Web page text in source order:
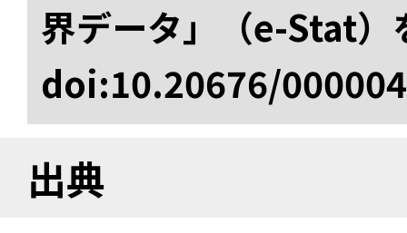
界データ」（e-Stat）
doi:10.20676/
出典